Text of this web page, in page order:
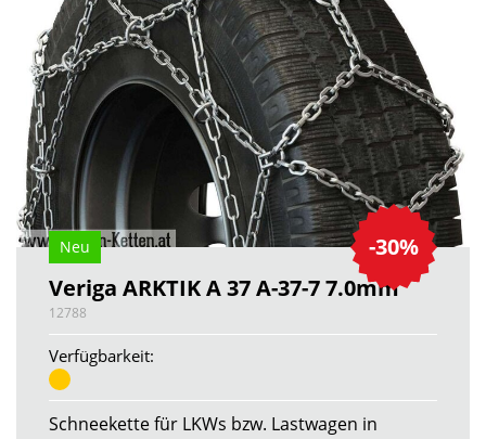
-30%
Neu
Veriga ARKTIK A 37 A-37-7 7.0mm
12788
Verfügbarkeit:
Schneekette für LKWs bzw. Lastwagen in